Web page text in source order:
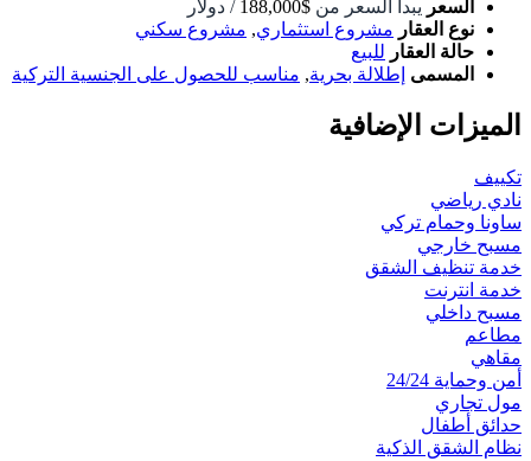
السعر يبدأ السعر من $188,000
/ دولار
نوع العقار مشروع استثماري, مشروع سكني
حالة العقار للبيع
المسمى إطلالة بحرية, مناسب للحصول على الجنسية التركية
الميزات الإضافية
تكييف
نادي رياضي
ساونا وحمام تركي
مسبح خارجي
خدمة تنظيف الشقق
خدمة انترنت
مسبح داخلي
مطاعم
مقاهي
أمن وحماية 24/24
مول تجاري
حدائق أطفال
نظام الشقق الذكية